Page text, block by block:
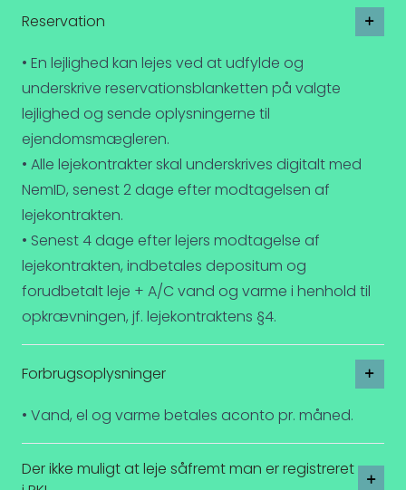
Reservation
• En lejlighed kan lejes ved at udfylde og
underskrive reservationsblanketten på valgte
lejlighed og sende oplysningerne til
ejendomsmægleren.
• Alle lejekontrakter skal underskrives digitalt med
NemID, senest 2 dage efter modtagelsen af
lejekontrakten.
• Senest 4 dage efter lejers modtagelse af
lejekontrakten, indbetales depositum og
forudbetalt leje + A/C vand og varme i henhold til
opkrævningen, jf. lejekontraktens §4.
Forbrugsoplysninger
• Vand, el og varme betales aconto pr. måned.
Der ikke muligt at leje såfremt man er registreret